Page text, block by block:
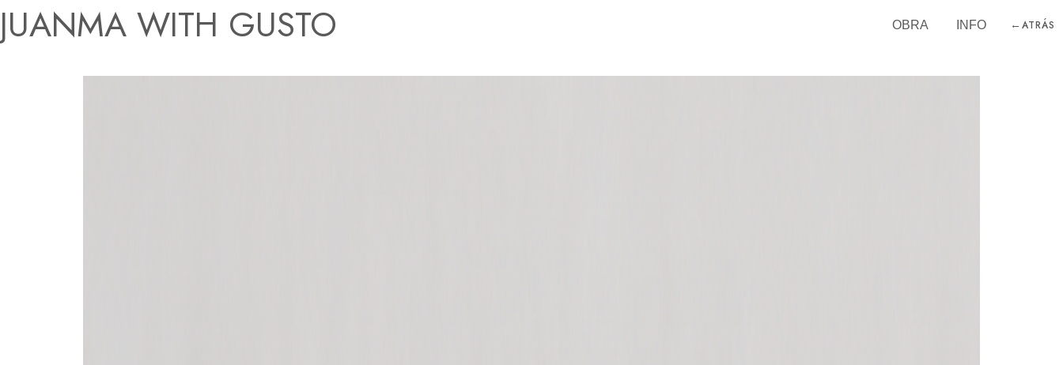
JUANMA WITH GUSTO OBRA INFO ←ATRÁS